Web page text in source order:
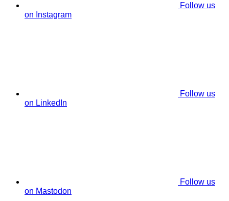
Follow us
on Instagram
Follow us
on LinkedIn
Follow us
on Mastodon